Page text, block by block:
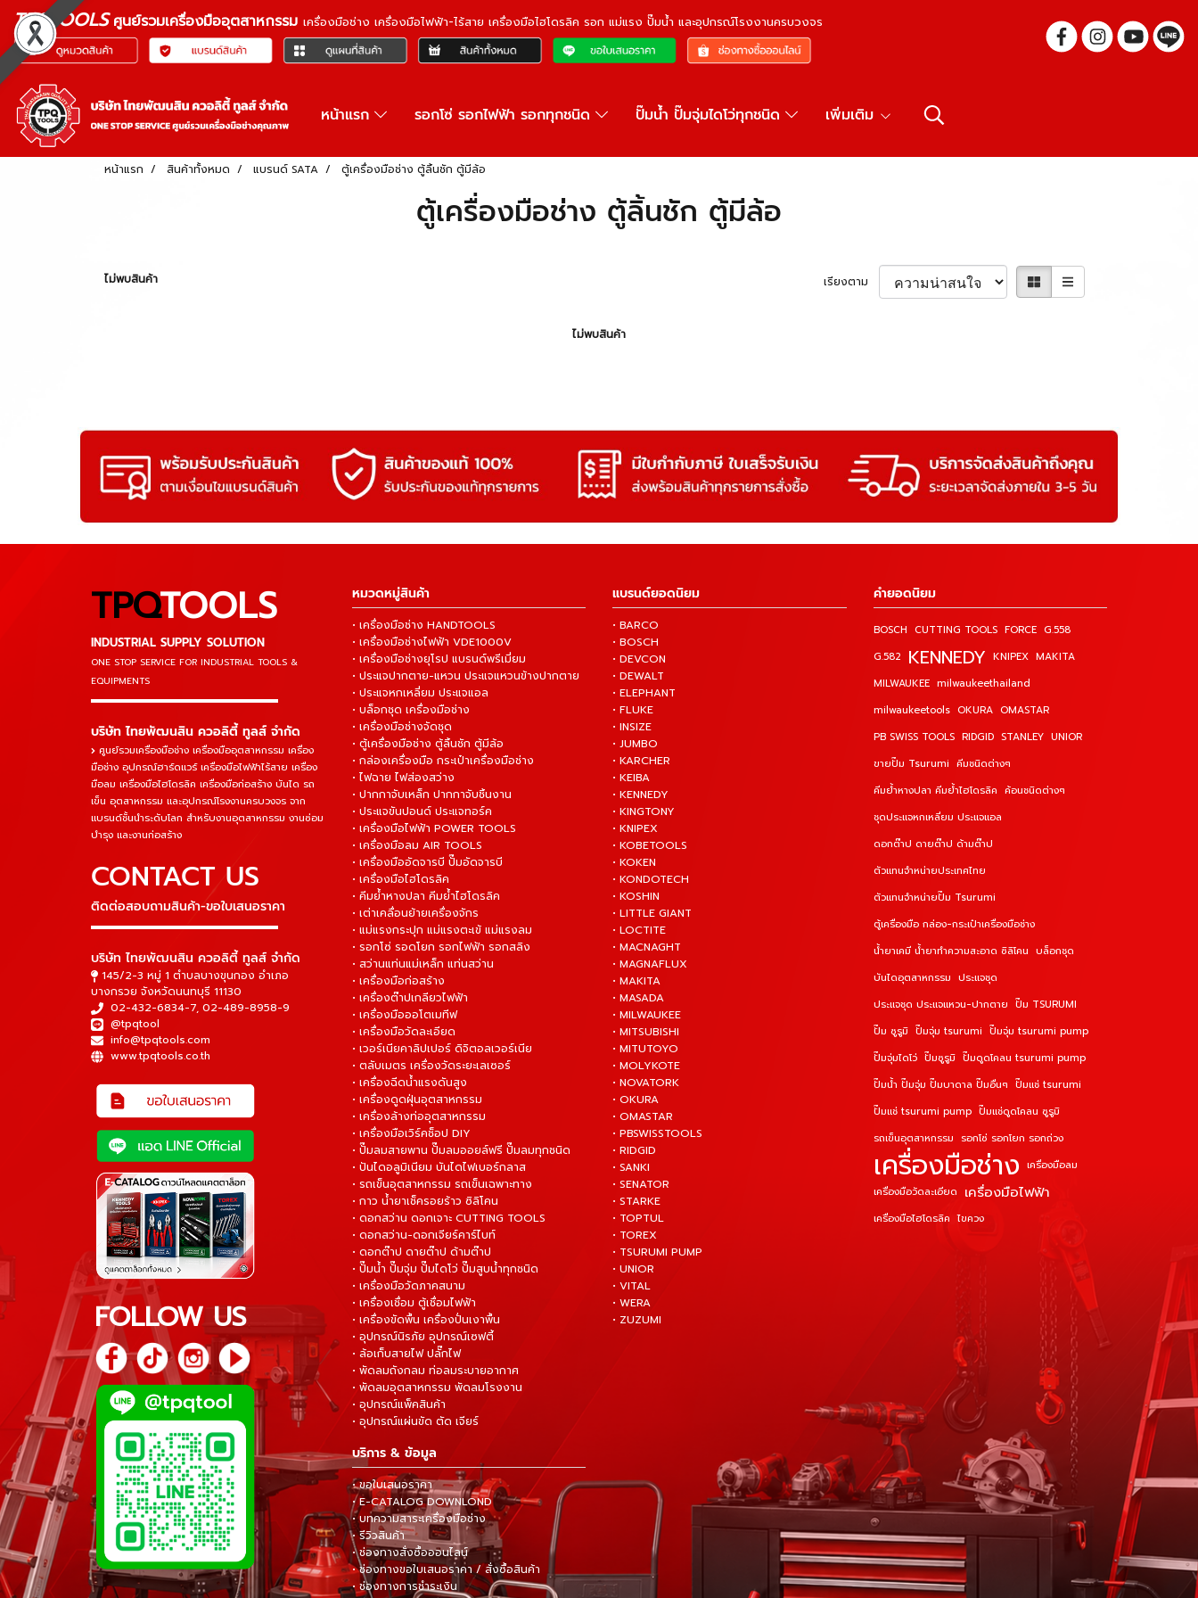
TPQTOOLSศูนย์รวมเครื่องมืออุตสาหกรรม เครื่องมือช่าง เครื่องมือไฟฟ้า-ไร้สาย เครื่องมือไฮโดรลิค รอก แม่แรง ปั๊มน้ำ และอุปกรณ์โรงงานครบวงจร
หน้าแรก รอกโซ่ รอกไฟฟ้า รอกทุกชนิด ปั๊มน้ำ ปั๊มจุ่มไดโว่ทุกชนิด เพิ่มเติม
หน้าแรก สินค้าทั้งหมด แบรนด์ SATA ตู้เครื่องมือช่าง ตู้ลิ้นชัก ตู้มีล้อ
ตู้เครื่องมือช่าง ตู้ลิ้นชัก ตู้มีล้อ
ไม่พบสินค้า เรียงตาม
ไม่พบสินค้า
TPQTOOLS
INDUSTRIAL SUPPLY SOLUTION
ONE STOP SERVICE FOR INDUSTRIAL TOOLS &
EQUIPMENTS
▬▬▬▬▬▬▬▬▬▬▬▬▬▬▬
บริษัท ไทยพัฒนสิน ควอลิตี้ ทูลส์ จำกัด
ศูนย์รวมเครื่องมือช่าง เครื่องมืออุตสาหกรรม เครื่อง
มือช่าง อุปกรณ์ฮาร์ดแวร์ เครื่องมือไฟฟ้าไร้สาย เครื่อง
มือลม เครื่องมือไฮโดรลิค เครื่องมือก่อสร้าง บันได รถ
เข็น อุตสาหกรรม และอุปกรณ์โรงงานครบวงจร จาก
แบรนด์ชั้นนำระดับโลก สำหรับงานอุตสาหกรรม งานซ่อม
บำรุง และงานก่อสร้าง
CONTACT US
ติดต่อสอบถามสินค้า-ขอใบเสนอราคา
▬▬▬▬▬▬▬▬▬▬▬▬▬▬▬
บริษัท ไทยพัฒนสิน ควอลิตี้ ทูลส์ จำกัด
145/2-3 หมู่ 1 ตำบลบางขุนกอง อำเภอ
บางกรวย จังหวัดนนทบุรี 11130
02-432-6834-7, 02-489-8958-9
@tpqtool
info@tpqtools.com
www.tpqtools.co.th
FOLLOW US
หมวดหมู่สินค้า
• เครื่องมือช่าง HANDTOOLS
• เครื่องมือช่างไฟฟ้า VDE1000V
• เครื่องมือช่างยุโรป แบรนด์พรีเมี่ยม
• ประแจปากตาย-แหวน ประแจแหวนข้างปากตาย
• ประแจหกเหลี่ยม ประแจแอล
• บล็อกชุด เครื่องมือช่าง
• เครื่องมือช่างจัดชุด
• ตู้เครื่องมือช่าง ตู้ลิ้นชัก ตู้มีล้อ
• กล่องเครื่องมือ กระเป๋าเครื่องมือช่าง
• ไฟฉาย ไฟส่องสว่าง
• ปากกาจับเหล็ก ปากกาจับชิ้นงาน
• ประแจขันปอนด์ ประแจทอร์ค
• เครื่องมือไฟฟ้า POWER TOOLS
• เครื่องมือลม AIR TOOLS
• เครื่องมืออัดจารบี ปั๊มอัดจารบี
• เครื่องมือไฮโดรลิค
• คีมย้ำหางปลา คีมย้ำไฮโดรลิค
• เต่าเคลื่อนย้ายเครื่องจักร
• แม่แรงกระปุก แม่แรงตะเข้ แม่แรงลม
• รอกโซ่ รอดโยก รอกไฟฟ้า รอกสลิง
• สว่านแท่นแม่เหล็ก แท่นสว่าน
• เครื่องมือก่อสร้าง
• เครื่องต๊าปเกลียวไฟฟ้า
• เครื่องมือออโตเมทีฟ
• เครื่องมือวัดละเอียด
• เวอร์เนียคาลิปเปอร์ ดิจิตอลเวอร์เนีย
• ตลับเมตร เครื่องวัดระยะเลเซอร์
• เครื่องฉีดน้ำแรงดันสูง
• เครื่องดูดฝุ่นอุตสาหกรรม
• เครื่องล้างท่ออุตสาหกรรม
• เครื่องมือเวิร์คช็อป DIY
• ปั๊มลมสายพาน ปั๊มลมออยล์ฟรี ปั๊มลมทุกชนิด
• ปันไดอลูมิเนียม บันไดไฟเบอร์กลาส
• รถเข็นอุตสาหกรรม รถเข็นเฉพาะทาง
• กาว น้ำยาเช็ครอยร้าว ซิลิโคน
• ดอกสว่าน ดอกเจาะ CUTTING TOOLS
• ดอกสว่าน-ดอกเจียร์คาร์ไบท์
• ดอกต๊าป ดายต๊าป ด้ามต๊าป
• ปั๊มน้ำ ปั๊มจุ่ม ปั๊มไดโว่ ปั๊มสูบน้ำทุกชนิด
• เครื่องมือวัดภาคสนาม
• เครื่องเชื่อม ตู้เชื่อมไฟฟ้า
• เครื่องขัดพื้น เครื่องปั่นเงาพื้น
• อุปกรณ์นิรภัย อุปกรณ์เซฟตี้
• ล้อเก็บสายไฟ ปลั๊กไฟ
• พัดลมถังกลม ท่อลมระบายอากาศ
• พัดลมอุตสาหกรรม พัดลมโรงงาน
• อุปกรณ์แพ็คสินค้า
• อุปกรณ์แผ่นขัด ตัด เจียร์
แบรนด์ยอดนิยม
• BARCO
• BOSCH
• DEVCON
• DEWALT
• ELEPHANT
• FLUKE
• INSIZE
• JUMBO
• KARCHER
• KEIBA
• KENNEDY
• KINGTONY
• KNIPEX
• KOBETOOLS
• KOKEN
• KONDOTECH
• KOSHIN
• LITTLE GIANT
• LOCTITE
• MACNAGHT
• MAGNAFLUX
• MAKITA
• MASADA
• MILWAUKEE
• MITSUBISHI
• MITUTOYO
• MOLYKOTE
• NOVATORK
• OKURA
• OMASTAR
• PBSWISSTOOLS
• RIDGID
• SANKI
• SENATOR
• STARKE
• TOPTUL
• TOREX
• TSURUMI PUMP
• UNIOR
• VITAL
• WERA
• ZUZUMI
บริการ & ข้อมูล
• ขอใบเสนอราคา
• E-CATALOG DOWNLOND
• บทความสาระเครื่องมือช่าง
• รีวิวสินค้า
• ช่องทางสั่งซื้อออนไลน์
• ช่องทางขอใบเสนอราคา / สั่งซื้อสินค้า
• ช่องทางการชำระเงิน
คำยอดนิยม
BOSCH CUTTING TOOLS FORCE G.558
G.582 KENNEDY KNIPEX MAKITA
MILWAUKEE milwaukeethailand
milwaukeetools OKURA OMASTAR
PB SWISS TOOLS RIDGID STANLEY UNIOR
ขายปั๊ม Tsurumi คีมชนิดต่างๆ
คีมย้ำหางปลา คีมย้ำไฮโดรลิค ค้อนชนิดต่างๆ
ชุดประแจหกเหลี่ยม ประแจแอล
ดอกต๊าป ดายต๊าป ด้ามต๊าป
ตัวแทนจำหน่ายประเทศไทย
ตัวแทนจำหน่ายปั๊ม Tsurumi
ตู้เครื่องมือ กล่อง-กระเป๋าเครื่องมือช่าง
น้ำยาเคมี น้ำยาทำความสะอาด ซิลิโคน บล็อกชุด
บันไดอุตสาหกรรม ประแจชุด
ประแจชุด ประแจแหวน-ปากตาย ปั๊ม TSURUMI
ปั๊ม ซูรูมิ ปั๊มจุ่ม tsurumi ปั๊มจุ่ม tsurumi pump
ปั๊มจุ่มไดโว่ ปั๊มซูรูมิ ปั๊มดูดโคลน tsurumi pump
ปั๊มน้ำ ปั๊มจุ่ม ปั๊มบาดาล ปั๊มอื่นๆ ปั๊มแช่ tsurumi
ปั๊มแช่ tsurumi pump ปั๊มแช่ดูดโคลน ซูรูมิ
รถเข็นอุตสาหกรรม รอกโซ่ รอกโยก รอกถ่วง
เครื่องมือช่าง เครื่องมือลม
เครื่องมือวัดละเอียด เครื่องมือไฟฟ้า
เครื่องมือไฮโดรลิค ไขควง